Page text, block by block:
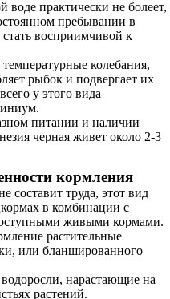
воде практически не болеет,
пребывании в
восприимчивой к
колебания,
рыбок и подвергает их
у этого вида
питании и наличии
черная живет около 2-3
кормления
составит труда, этот вид
в комбинации с
живыми кормами.
растительные
или бланшированного
нарастающие на
растений.